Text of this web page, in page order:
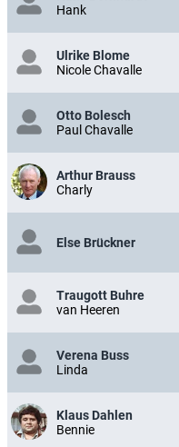
Hank
Ulrike Blome
Nicole Chavalle
Otto Bolesch
Paul Chavalle
Arthur Brauss
Charly
Else Brückner
Traugott Buhre
van Heeren
Verena Buss
Linda
Klaus Dahlen
Bennie